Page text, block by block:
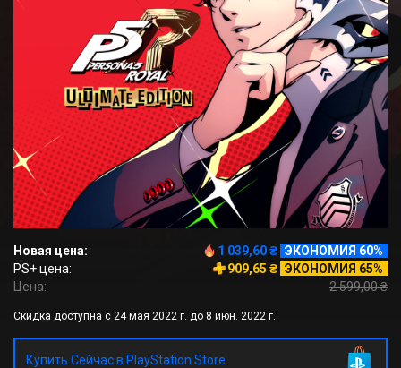
Новая цена: 1 039,60 ₴ ЭКОНОМИЯ 60%
PS+ цена:
909,65 ₴ ЭКОНОМИЯ 65%
Цена:
2 599,00 ₴
Скидка доступна с 24 мая 2022 г. до 8 июн. 2022 г.
Купить Сейчас в PlayStation Store